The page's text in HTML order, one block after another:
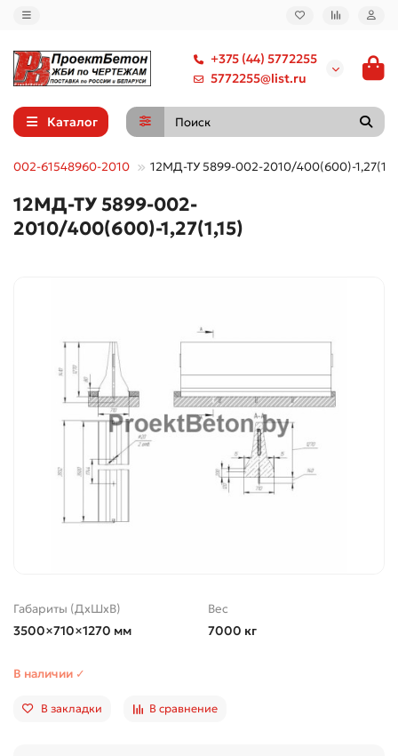
+375 (44) 5772255
5772255@list.ru
Каталог
002-61548960-2010 12МД-ТУ 5899-002-2010/400(600)-
12МД-ТУ 5899-002-
2010/400(600)-1,27(1,15)
Габариты (ДхШхВ)
3500×710×1270 мм
Вес
7000 кг
В наличии ✓
В закладки В сравнение